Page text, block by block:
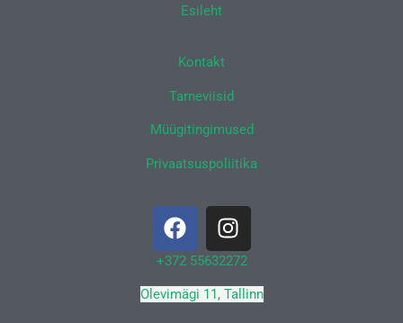
Esileht
Kontakt
Tarneviisid
Müügitingimused
Privaatsuspoliitika
F
a
c
e
b
I
n
s
t
a
+372 55632272
Olevimägi 11, Tallinn